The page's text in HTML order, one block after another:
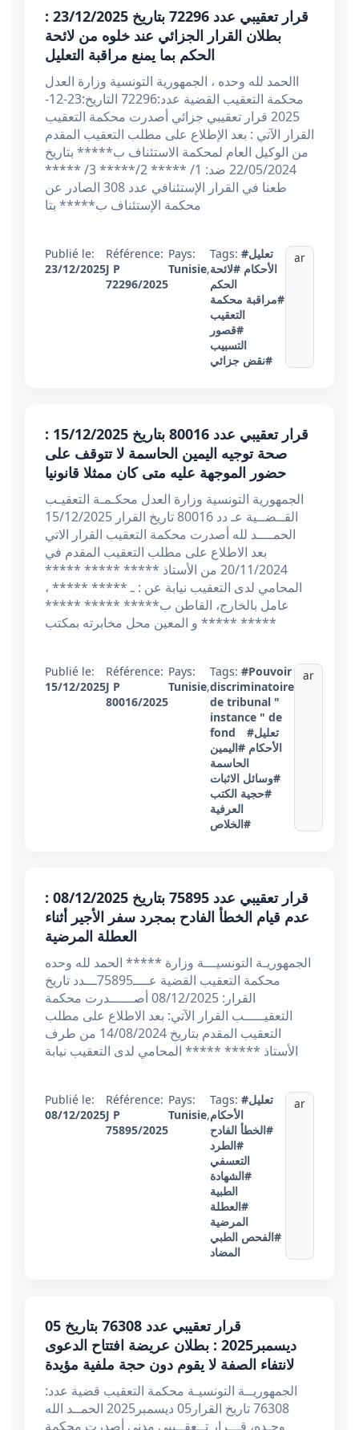
قرار تعقيبي عدد 72296 بتاريخ 23/12/2025 :
بطلان القرار الجزائي عند خلوه من لائحة
الحكم بما يمنع مراقبة التعليل
االحمد لله وحده ، الجمهورية التونسية وزارة العدل
محكمة التعقيب القضية عدد:72296 التاريخ:23-12-
2025 قرار تعقيبي جزائي أصدرت محكمة التعقيب
القرار الآتي : بعد الإطلاع على مطلب التعقيب المقدم
من الوكيل العام لمحكمة الاستئناف ب***** بتاريخ
22/05/2024 ضد: 1/ ***** 2/***** 3/ *****
طعنا في القرار الإستئنافي عدد 308 الصادر عن
محكمة الإستئناف ب***** بتا
Publié le:
23/12/2025
Référence:
J P
72296/2025
Pays:
Tunisie,
Tags: #تعليل
الأحكام #لائحة
الحكم
#مراقبة محكمة
التعقيب
#قصور
التسبيب
#نقض جزائي
ar
قرار تعقيبي عدد 80016 بتاريخ 15/12/2025 :
صحة توجيه اليمين الحاسمة لا تتوقف على
حضور الموجهة عليه متى كان ممثلا قانونيا
الجمهورية التونسية وزارة العدل محكـمـة التعقيـب
القــضــية عـ دد 80016 تاريخ القرار 15/12/2025
الحمــــد لله أصدرت محكمة التعقيب القرار الاتي
بعد الاطلاع على مطلب التعقيب المقدم في
20/11/2024 من الأستاذ ***** ***** *****
المحامي لدى التعقيب نيابة عن : ـ ***** ***** ،
عامل بالخارج، القاطن ب***** ***** *****
***** ***** و المعين محل مخابرته بمكتب
Publié le:
15/12/2025
Référence:
J P
80016/2025
Pays:
Tunisie,
Tags: #Pouvoir
discriminatoire
de tribunal "
instance " de
fond
#تعليل
الأحكام #اليمين
الحاسمة
#وسائل الاثبات
#حجية الكتب
العرفية
#الخلاص
ar
قرار تعقيبي عدد 75895 بتاريخ 08/12/2025 :
عدم قيام الخطأ الفادح بمجرد سفر الأجير أثناء
العطلة المرضية
الجمهوريـة التونسيـــة وزارة ***** الحمد لله وحده
محكمة التعقيب القضية عــــ75895ـــدد تاريخ
القرار: 08/12/2025 أصــــــدرت محكمة
التعقيـــــب القرار الآتي: بعد الاطلاع على مطلب
التعقيب المقدم بتاريخ 14/08/2024 من طرف
الأستاذ ***** ***** المحامي لدى التعقيب نيابة
Publié le:
08/12/2025
Référence:
J P
75895/2025
Pays:
Tunisie,
Tags: #تعليل
الأحكام
#الخطأ الفادح
#الطرد
التعسفي
#الشهادة
الطبية
#العطلة
المرضية
#الفحص الطبي
المضاد
ar
قرار تعقيبي عدد 76308 بتاريخ 05
ديسمبر2025 : بطلان عريضة افتتاح الدعوى
لانتفاء الصفة لا يقوم دون حجة ملفية مؤيدة
الجمهوريــة التونسيـة محكمة التعقيب قضية عدد:
76308 تاريخ القرار05 ديسمبر2025 الحمــد الله
وحـده، قـــرار تــعقــيبي مدني أصدرت محكمة